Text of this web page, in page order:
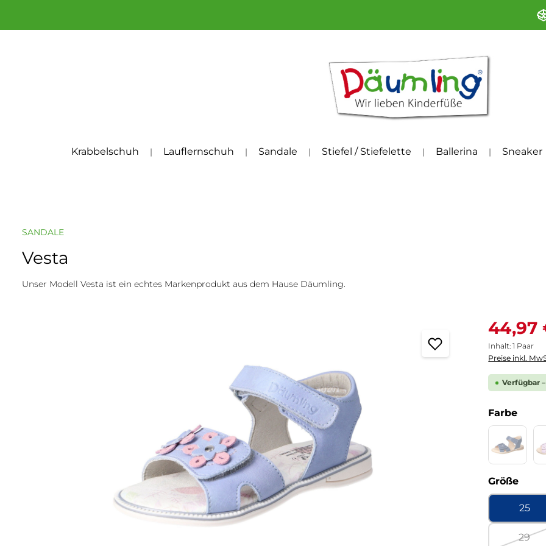
Krabbelschuh Lauflernschuh Sandale Stiefel / Stiefelette Ballerina Sneaker
SANDALE
Vesta
Unser Modell Vesta ist ein echtes Markenprodukt aus dem Hause Däumling.
44,97
Inhalt:1 Paar
Preise inkl.
Verfügbar
Farbe
Größe
25
29